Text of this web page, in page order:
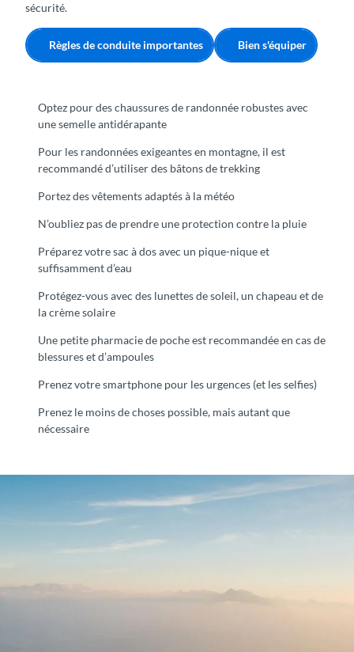
sécurité.
Règles de conduite importantes Bien s'équiper
Optez pour des chaussures de randonnée robustes avec
une semelle antidérapante
Pour les randonnées exigeantes en montagne, il est
recommandé d’utiliser des bâtons de trekking
Portez des vêtements adaptés à la météo
N’oubliez pas de prendre une protection contre la pluie
Préparez votre sac à dos avec un pique-nique et
suffisamment d’eau
Protégez-vous avec des lunettes de soleil, un chapeau et de
la crème solaire
Une petite pharmacie de poche est recommandée en cas de
blessures et d’ampoules
Prenez votre smartphone pour les urgences (et les selfies)
Prenez le moins de choses possible, mais autant que
nécessaire